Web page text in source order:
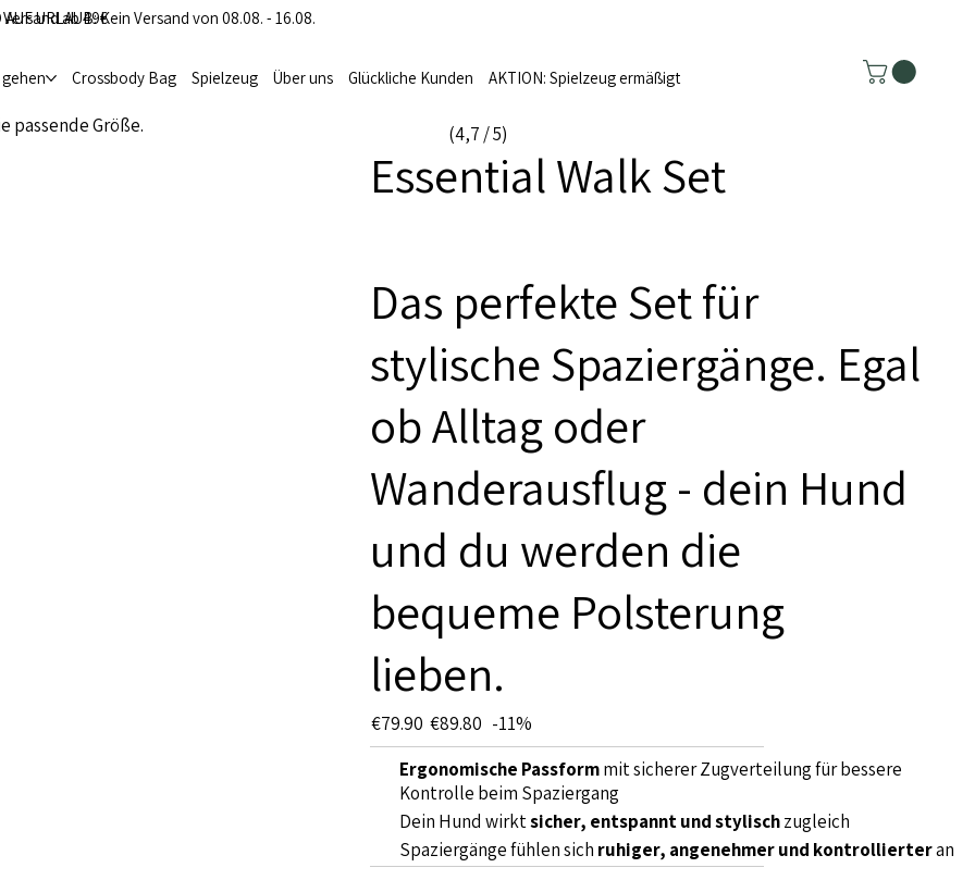
ab 49€
gehen Crossbody Bag Spielzeug Über uns Glückliche Kunden AKTION: Spielzeug ermäßigt
AUF URLAUB: Kein Versand von 08.08. - 16.08.
passende Größe. (4,7 / 5)
Essential Walk Set
Das perfekte Set für
stylische Spaziergänge. Egal
ob Alltag oder
Wanderausflug - dein Hund
und du werden die
bequeme Polsterung
lieben.
€79.90 €89.80 -11%
Ergonomische Passformmit sicherer Zugverteilung für bessere
Kontrolle beim Spaziergang
Dein Hund wirktsicher, entspannt und stylischzugleich
Spaziergänge fühlen sich ruhiger, angenehmer und kontrollierteran